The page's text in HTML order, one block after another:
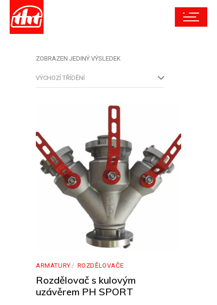
ZOBRAZEN JEDINÝ VÝSLEDEK
VÝCHOZÍ TŘÍDĚNÍ
ARMATURY ROZDĚLOVAČE
Rozdělovač s kulovým
uzávěrem PH SPORT